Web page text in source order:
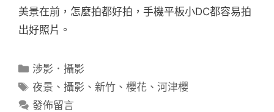
美景在前，怎麼拍都好拍，手機平板小DC都容易拍
出好照片。
分
類
涉影．攝影
標
籤
夜景 、攝影 、新竹 、櫻花 、 河津櫻
發佈留言